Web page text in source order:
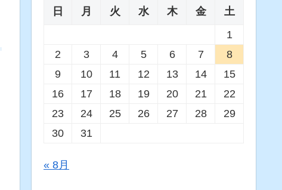
日
月 火 水 木 金
土
1
2
3 4 5 6 7
8
9
10 11 12 13 14
15
16
17 18 19 20 21
22
23
24 25 26 27 28
29
30
31
« 8月